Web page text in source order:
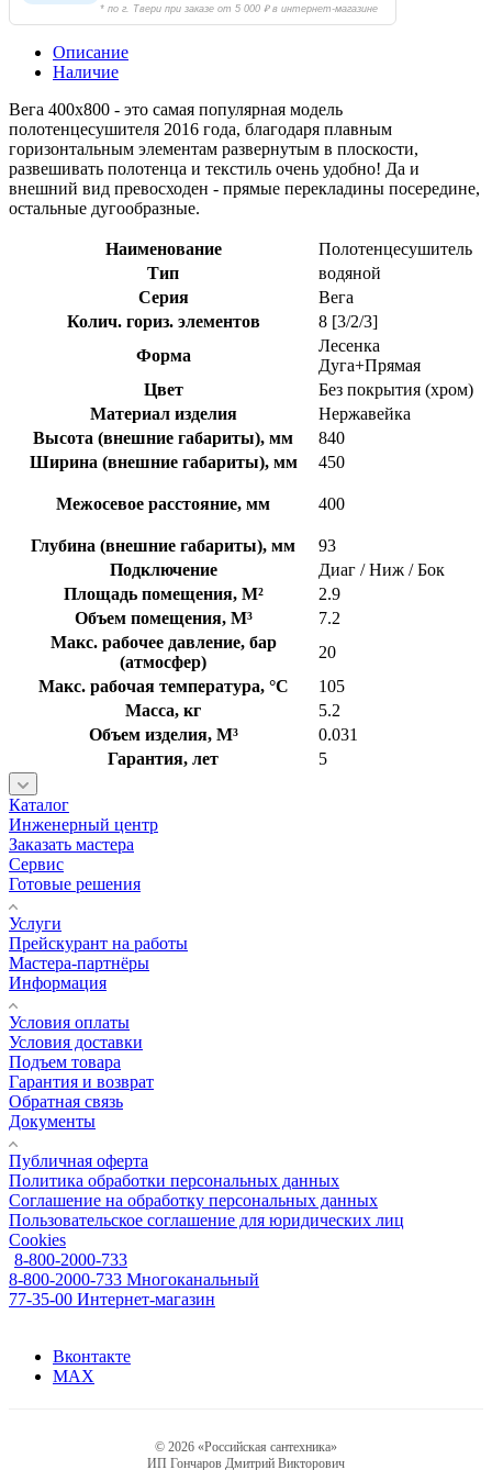
* по г. Твери при заказе от 5 000 ₽ в интернет-магазине
Описание
Наличие
Вега 400х800 - это самая популярная модель
полотенцесушителя 2016 года, благодаря плавным
горизонтальным элементам развернутым в плоскости,
развешивать полотенца и текстиль очень удобно! Да и
внешний вид превосходен - прямые перекладины посередине,
остальные дугообразные.
Наименование
Полотенцесушитель
Тип
водяной
Серия
Вега
Колич. гориз. элементов
8 [3/2/3]
Форма
Лесенка
Дуга+Прямая
Цвет
Без покрытия (хром)
Материал изделия
Нержавейка
Высота (внешние габариты), мм
840
Ширина (внешние габариты), мм
450
Межосевое расстояние, мм 400
Глубина (внешние габариты), мм
93
Подключение
Диаг / Ниж / Бок
Площадь помещения, М²
2.9
Объем помещения, М³
7.2
Макс. рабочее давление, бар
(атмосфер)
20
Макс. рабочая температура, °C
105
Масса, кг
5.2
Объем изделия, М³
0.031
Гарантия, лет
5
Каталог
Инженерный центр
Заказать мастера
Сервис
Готовые решения
Услуги
Прейскурант на работы
Мастера-партнёры
Информация
Условия оплаты
Условия доставки
Подъем товара
Гарантия и возврат
Обратная связь
Документы
Публичная оферта
Политика обработки персональных данных
Соглашение на обработку персональных данных
Пользовательское соглашение для юридических лиц
Cookies
8-800-2000-733
8-800-2000-733 Многоканальный
77-35-00 Интернет-магазин
Вконтакте
MAX
© 2026 «Российская сантехника»
ИП Гончаров Дмитрий Викторович